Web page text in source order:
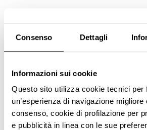
Consenso Dettagli
Informazioni sui cookie
Questo sito utilizza cookie tecnici per
un’esperienza di navigazione
consenso, cookie di profilazione per
e pubblicità in linea con le sue
Alberto Scaglione
Mobility Lead, Accenture